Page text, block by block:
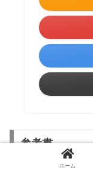
参考書
ホーム